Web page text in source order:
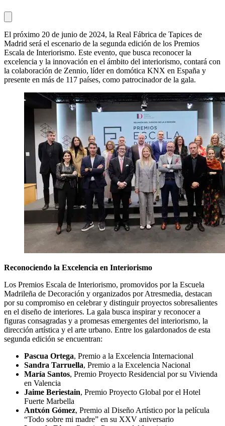
El próximo 20 de junio de 2024, la Real Fábrica de Tapices de
Madrid será el escenario de la segunda edición de los Premios
Escala de Interiorismo. Este evento, que busca reconocer la
excelencia y la innovación en el ámbito del interiorismo, contará con
la colaboración de Zennio, líder en domótica KNX en España y
presente en más de 117 países, como patrocinador de la gala.
Reconociendo la Excelencia en Interiorismo
Los Premios Escala de Interiorismo, promovidos por la Escuela
Madrileña de Decoración y organizados por Atresmedia, destacan
por su compromiso en celebrar y distinguir proyectos sobresalientes
en el diseño de interiores. La gala busca inspirar y reconocer a
figuras consagradas y a promesas emergentes del interiorismo, la
dirección artística y el arte urbano. Entre los galardonados de esta
segunda edición se encuentran:
Pascua Ortega, Premio a la Excelencia Internacional
Sandra Tarruella, Premio a la Excelencia Nacional
María Santos, Premio Proyecto Residencial por su Vivienda
en Valencia
Jaime Beriestain, Premio Proyecto Global por el Hotel
Fuerte Marbella
Antxón Gómez, Premio al Diseño Artístico por la película
“Todo sobre mi madre” en su XXV aniversario